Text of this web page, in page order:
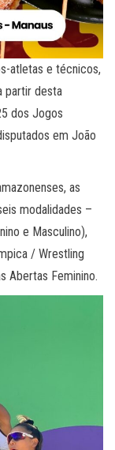
atletas e técnicos,
partir desta
dos Jogos
em João
as
modalidades –
e Masculino),
/ Wrestling
Abertas Feminino.